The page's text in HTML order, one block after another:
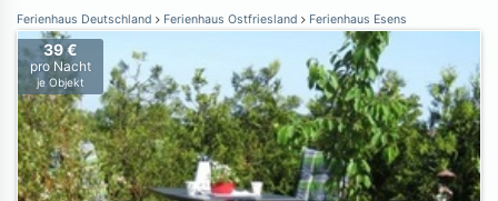
Ferienhaus Deutschland Ferienhaus Ostfriesland Ferienhaus Esens
39 €
pro Nacht
je Objekt